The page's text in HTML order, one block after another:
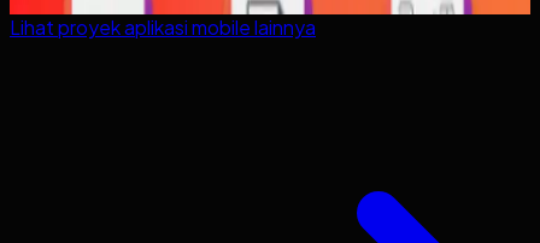
Lihat proyekaplikasi mobilelainnya